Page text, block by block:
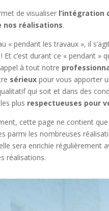
de visualiser l’intégration
nos réalisations.
« pendant les travaux », il
Et c’est durant ce « pendant »
à tout notre
sérieuxpour vous apporter
qui soit et dans des
plus respectueuses pour
cette page ne contient
parmi les nombreuses
sera enrichie régulièrement
réalisations.